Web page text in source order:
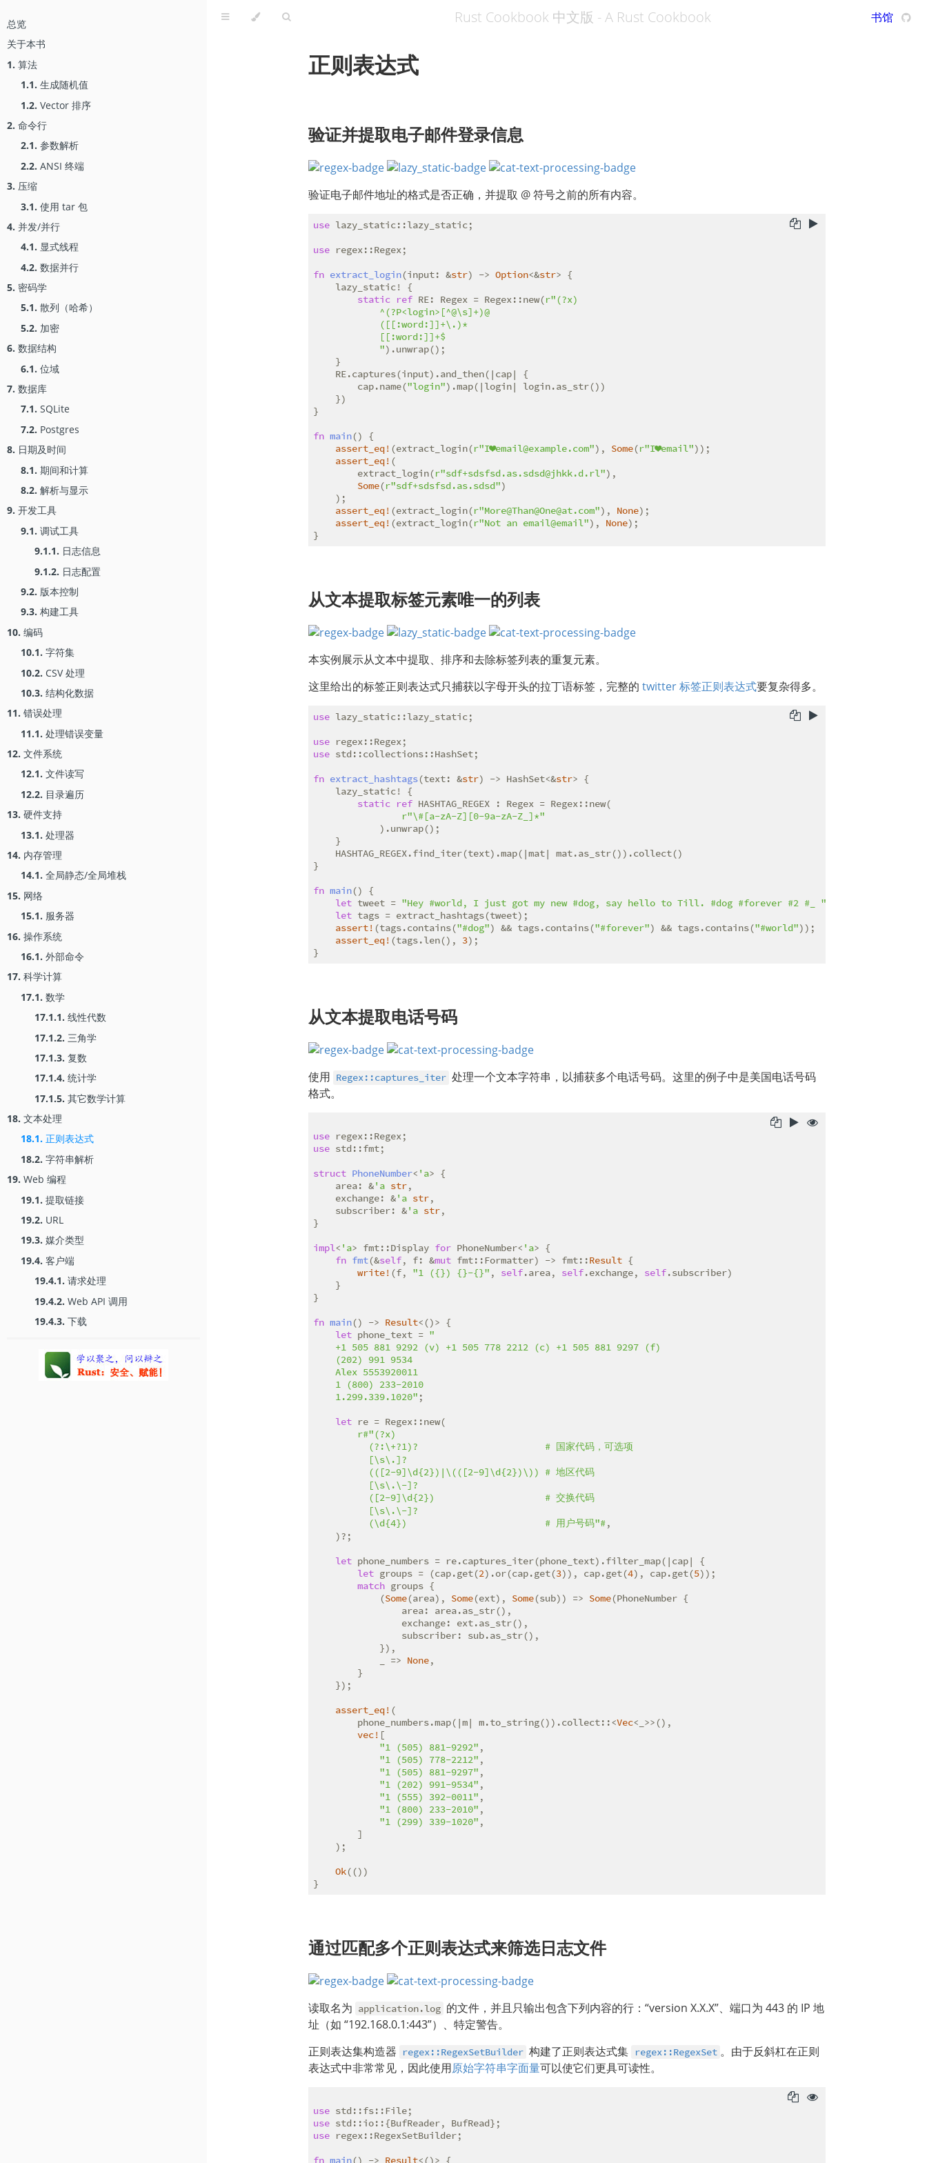
总览
关于本书
1. 算法
1.1. 生成随机值
1.2. Vector 排序
2. 命令行
2.1. 参数解析
2.2. ANSI 终端
3. 压缩
3.1. 使用 tar 包
4. 并发/并行
4.1. 显式线程
4.2. 数据并行
5. 密码学
5.1. 散列（哈希）
5.2. 加密
6. 数据结构
6.1. 位域
7. 数据库
7.1. SQLite
7.2. Postgres
8. 日期及时间
8.1. 期间和计算
8.2. 解析与显示
9. 开发工具
9.1. 调试工具
9.1.1. 日志信息
9.1.2. 日志配置
9.2. 版本控制
9.3. 构建工具
10. 编码
10.1. 字符集
10.2. CSV 处理
10.3. 结构化数据
11. 错误处理
11.1. 处理错误变量
12. 文件系统
12.1. 文件读写
12.2. 目录遍历
13. 硬件支持
13.1. 处理器
14. 内存管理
14.1. 全局静态/全局堆栈
15. 网络
15.1. 服务器
16. 操作系统
16.1. 外部命令
17. 科学计算
17.1. 数学
17.1.1. 线性代数
17.1.2. 三角学
17.1.3. 复数
17.1.4. 统计学
17.1.5. 其它数学计算
18. 文本处理
18.1. 正则表达式
18.2. 字符串解析
19. Web 编程
19.1. 提取链接
19.2. URL
19.3. 媒介类型
19.4. 客户端
19.4.1. 请求处理
19.4.2. Web API 调用
19.4.3. 下载
Rust Cookbook 中文版 - A Rust Cookbook 书馆
正则表达式
验证并提取电子邮件登录信息
验证电子邮件地址的格式是否正确，并提取 @ 符号之前的所有内容。
use lazy_static::lazy_static;
use regex::Regex;
fn extract_login(input: &str) -> Option<&str> {
    lazy_static! {
static ref RE: Regex = Regex::new(r"(?x)
            ^(?P<login>[^@\s]+)@
            ([[:word:]]+\.)*
            [[:word:]]+$
            "
).unwrap();
    }
    RE.captures(input).and_then(|cap| {
        cap.name(
"login").map(|login| login.as_str())
    })
}
fn main() {
assert_eq! (extract_login(r"I❤email@example.com"), Some(r"I❤email"));
assert_eq! (
        extract_login(
r"sdf+sdsfsd.as.sdsd@jhkk.d.rl"),
Some(r"sdf+sdsfsd.as.sdsd")
    );
assert_eq! (extract_login(r"More@Than@One@at.com"), None);
assert_eq! (extract_login(r"Not an email@email"), None);
}
从文本提取标签元素唯一的列表
本实例展示从文本中提取、排序和去除标签列表的重复元素。
这里给出的标签正则表达式只捕获以字母开头的拉丁语标签，完整的 twitter 标签正则表达式要复杂得多。
use lazy_static::lazy_static;
use
use std::collections::HashSet;
fn extract_hashtags(text: &str) -> HashSet<&str> {
    lazy_static! {
static ref HASHTAG_REGEX : Regex = Regex::new(
r"\#[a-zA-Z][0-9a-zA-Z_]*"
            ).unwrap();
    }
    HASHTAG_REGEX.find_iter(text).map(|mat| mat.as_str()).collect()
}
fn main() {
let tweet = "Hey #world, I just got my new #dog, say hello to Till. #dog #forever #2 #_ "
let tags = extract_hashtags(tweet);
assert! (tags.contains("#dog") && tags.contains("#forever") && tags.contains("#world"));
assert_eq! (tags.len(), 3);
}
从文本提取电话号码
使用 Regex::captures_iter 处理一个文本字符串，以捕获多个电话号码。这里的例子中是美国电话号码
格式。
use
use
struct PhoneNumber< 'a> {
    area: &
'a str,
    exchange: &
'a str,
    subscriber: &
'a str,
}
impl< 'a> fmt::Display for PhoneNumber< 'a> {
fn fmt(&self, f: &mut fmt::Formatter) -> fmt::Result {
write! (f, "1 ({}) {}-{}" , self.area, self.exchange, self.subscriber)
    }
}
fn main() -> Result<()> {
let phone_text = "
    +1 505 881 9292 (v) +1 505 778 2212 (c) +1 505 881 9297 (f)
    (202) 991 9534
    Alex 5553920011
    1 (800) 233-2010
    1.299.339.1020"
;
let re = Regex::new(
r#"(?x)
          (?:\+?1)?                       # 国家代码，可选项
          [\s\.]?
          (([2-9]\d{2})|\(([2-9]\d{2})\)) # 地区代码
          [\s\.\-]?
          ([2-9]\d{2})                    # 交换代码
          [\s\.\-]?
          (\d{4})                         # 用户号码"#
,
    )?;
let phone_numbers = re.captures_iter(phone_text).filter_map(|cap| {
let groups = (cap.get(2).or(cap.get(3)), cap.get(4), cap.get(5));
match groups {
            (
Some(area), Some(ext), Some(sub)) => Some(PhoneNumber {
                area: area.as_str(),
                exchange: ext.as_str(),
                subscriber: sub.as_str(),
            }),
            _ =>
None,
        }
    });
assert_eq! (
        phone_numbers.map(|m| m.to_string()).collect::<
Vec<_>>(),
vec! [
"1 (505) 881-9292" ,
"1 (505) 778-2212" ,
"1 (505) 881-9297" ,
"1 (202) 991-9534" ,
"1 (555) 392-0011" ,
"1 (800) 233-2010" ,
"1 (299) 339-1020" ,
        ]
    );
Ok(())
}
通过匹配多个正则表达式来筛选日志文件
读取名为 application.log 的文件，并且只输出包含下列内容的行：“version X.X.X”、端口为 443 的 IP 地
址（如 “192.168.0.1:443”）、特定警告。
正则表达集构造器
regex::RegexSetBuilder 构建了正则表达式集 regex::RegexSet 。由于反斜杠在正则
表达式中非常常见，因此使用原始字符串字面量可以使它们更具可读性。
use
use
use regex::RegexSetBuilder;
fn main() -> Result<()> {